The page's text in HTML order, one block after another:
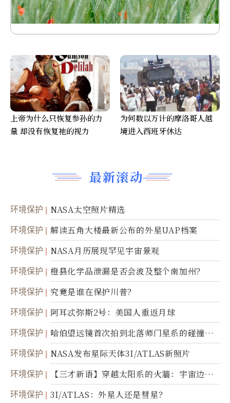
最新滚动
环境保护 NASA太空照片精选
环境保护 解读五角大楼最新公布的外星UAP档案
环境保护 NASA月历展现罕见宇宙景观
环境保护 橙县化学品泄漏是否会波及整个南加州？
环境保护 究竟是谁在保护川普？
环境保护 阿耳忒弥斯2号：美国人重返月球
环境保护
哈伯望远镜首次拍到北落师门星系的碰撞与
爆炸
环境保护 NASA发布星际天体3I/ATLAS新照片
环境保护
【三才新语】穿越太阳系的火牆：宇宙边界
新启示
环境保护 3I/ATLAS：外星人还是彗星？
上帝为什么只恢复参孙的力
量 却没有恢复祂的视力
为何数以万计的摩洛哥人越
境进入西班牙休达